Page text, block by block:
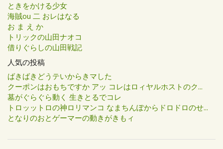
ときをかける少女
海賊ou 二 おレはなる
お ま え か
トリックの山田ナオコ
借りぐらしの山田戦記
人気の投稿
ばきばきどうテいからきマした
クーポンはおもちですか アッ コレはロィヤルホストのク...
墓がぐらぐら動く 生きとるでコレ
トロッットロの神ロリマンコ なまちんぽからドロドロのせ...
となりのおとゲーマーの動きがきもィ